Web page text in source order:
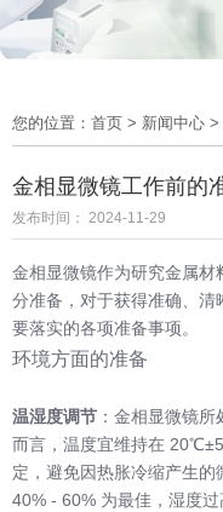
您的位置：首页 > 新闻中心 >
金相显微镜工作前的
发布时间： 2024-11-29
金相显微镜作为研究金属
分准备，对于获得准确、
要落实的各项准备事项。
环境方面的准备
温湿度调节 ：金相显微镜
而言，温度宜维持在
定，避免因热胀冷缩产生
40% - 60% 为最佳，湿度